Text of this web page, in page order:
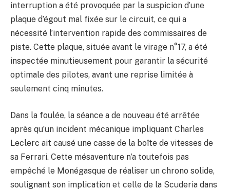
interruption a été provoquée par la suspicion d’une
plaque d’égout mal fixée sur le circuit, ce qui a
nécessité l’intervention rapide des commissaires de
piste. Cette plaque, située avant le virage n°17, a été
inspectée minutieusement pour garantir la sécurité
optimale des pilotes, avant une reprise limitée à
seulement cinq minutes.
Dans la foulée, la séance a de nouveau été arrêtée
après qu’un incident mécanique impliquant Charles
Leclerc ait causé une casse de la boîte de vitesses de
sa Ferrari. Cette mésaventure n’a toutefois pas
empêché le Monégasque de réaliser un chrono solide,
soulignant son implication et celle de la Scuderia dans